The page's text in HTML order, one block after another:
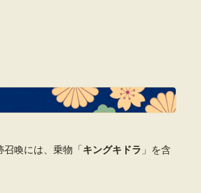
喚には、乗物「キングキドラ 」を含